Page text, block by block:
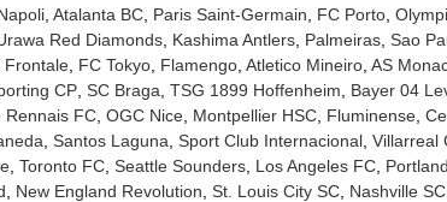
Atalanta BC Paris Saint-Germain FC Porto
Red Diamonds Kashima Antlers Palmeiras Sao
Frontale FC Tokyo Flamengo Atletico Mineiro AS
CP SC Braga TSG 1899 Hoffenheim Bayer 04
Rennais FC OGC Nice Montpellier HSC Fluminense
Santos Laguna Sport Club Internacional Villarreal
Toronto FC Seattle Sounders Los Angeles FC
New England Revolution St. Louis City SC Nashville SC